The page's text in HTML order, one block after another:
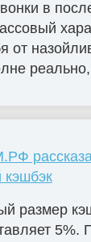
в
от
размер
5%.